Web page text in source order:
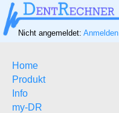
Nicht angemeldet: Anmelden
Home
Produkt
Info
my-DR